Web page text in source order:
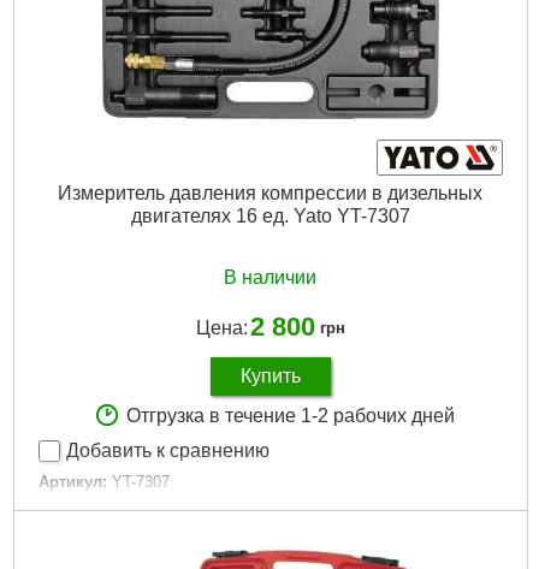
Измеритель давления компрессии в дизельных
двигателях 16 ед. Yato YT-7307
В наличии
Цена:2 800 грн
Купить
Отгрузка в течение 1-2 рабочих дней
Добавить к сравнению
Артикул: YT-7307
Код товара: 16.34.84
Количество элементов: 16 единиц